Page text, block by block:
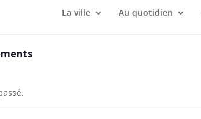
La ville Au quotidien